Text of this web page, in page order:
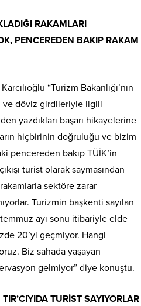
RAKAMLARI
PENCEREDEN BAKIP RAKAM
“Turizm Bakanlığı’nın
ve döviz girdileriyle ilgili
yazdıkları başarı hikayelerine
hiçbirinin doğruluğu ve bizim
pencereden bakıp TÜİK’in
turist olarak saymasından
sektöre zarar
Turizmin başkenti sayılan
ayı sonu itibariyle elde
20’yi geçmiyor. Hangi
Biz sahada yaşayan
gelmiyor” diye konuştu.
TURİST SAYIYORLAR